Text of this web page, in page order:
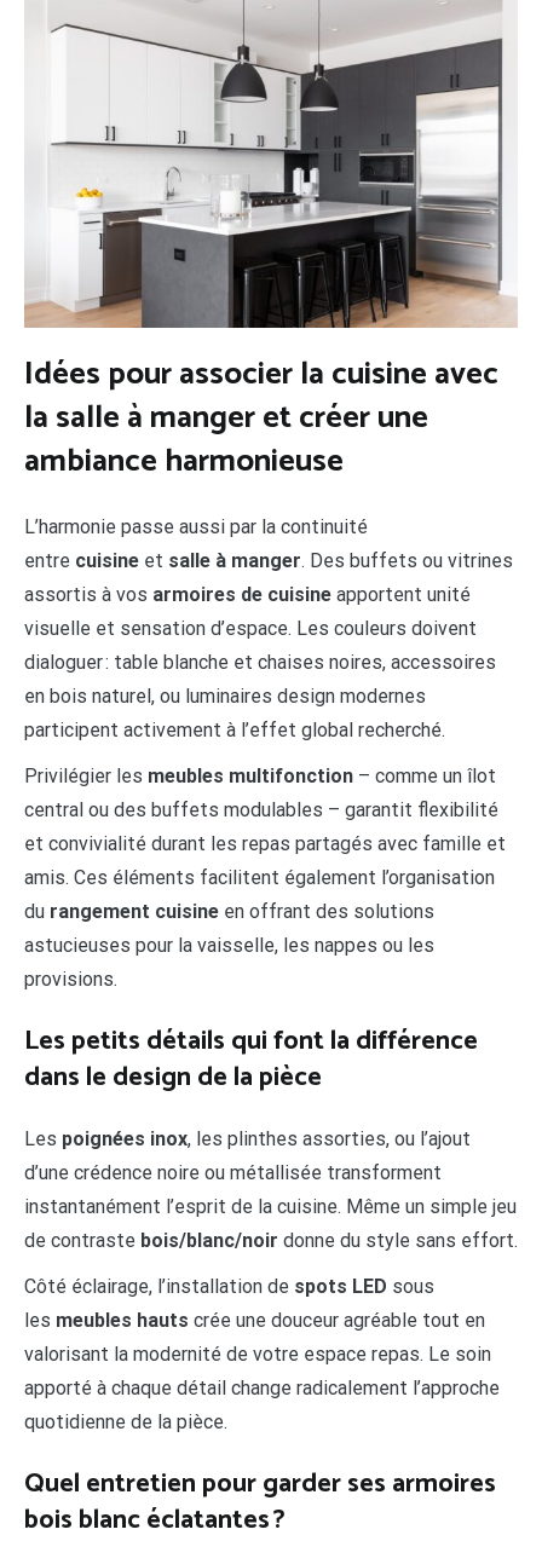
Idées pour associer la cuisine avec
la salle à manger et créer une
ambiance harmonieuse
L’harmonie passe aussi par la continuité
entre cuisine et salle à manger. Des buffets ou vitrines
assortis à vos armoires de cuisine apportent unité
visuelle et sensation d’espace. Les couleurs doivent
dialoguer : table blanche et chaises noires, accessoires
en bois naturel, ou luminaires design modernes
participent activement à l’effet global recherché.
Privilégier les meubles multifonction – comme un îlot
central ou des buffets modulables – garantit flexibilité
et convivialité durant les repas partagés avec famille et
amis. Ces éléments facilitent également l’organisation
du rangement cuisine en offrant des solutions
astucieuses pour la vaisselle, les nappes ou les
provisions.
Les petits détails qui font la différence
dans le design de la pièce
Les poignées inox, les plinthes assorties, ou l’ajout
d’une crédence noire ou métallisée transforment
instantanément l’esprit de la cuisine. Même un simple jeu
de contraste bois/blanc/noir donne du style sans effort.
Côté éclairage, l’installation de spots LED sous
les meubles hauts crée une douceur agréable tout en
valorisant la modernité de votre espace repas. Le soin
apporté à chaque détail change radicalement l’approche
quotidienne de la pièce.
Quel entretien pour garder ses armoires
bois blanc éclatantes ?